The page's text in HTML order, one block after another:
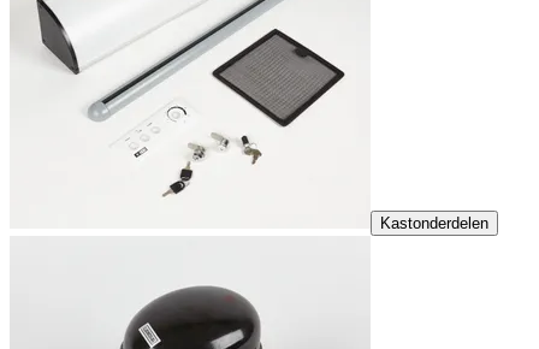
Kastonderdelen